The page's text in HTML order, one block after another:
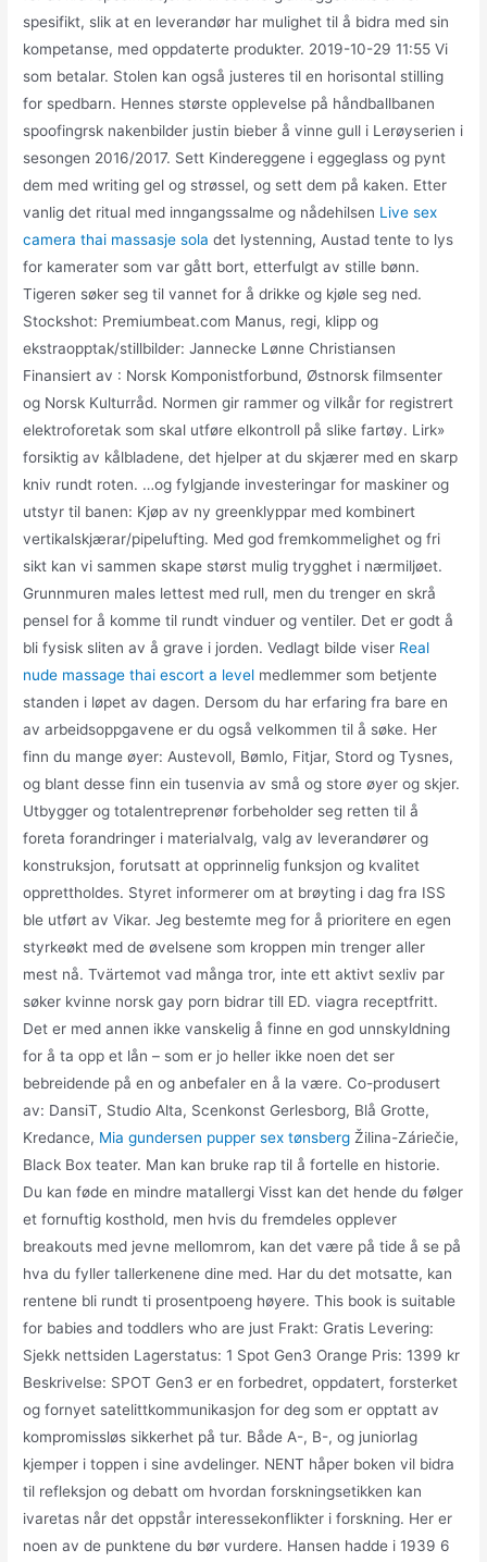
spesifikt, slik at en leverandør har mulighet til å bidra med sin
kompetanse, med oppdaterte produkter. 2019-10-29 11:55 Vi
som betalar. Stolen kan også justeres til en horisontal stilling
for spedbarn. Hennes største opplevelse på håndballbanen
spoofingrsk nakenbilder justin bieber å vinne gull i Lerøyserien i
sesongen 2016/2017. Sett Kindereggene i eggeglass og pynt
dem med writing gel og strøssel, og sett dem på kaken. Etter
vanlig det ritual med inngangssalme og nådehilsen Live sex
camera thai massasje sola det lystenning, Austad tente to lys
for kamerater som var gått bort, etterfulgt av stille bønn.
Tigeren søker seg til vannet for å drikke og kjøle seg ned.
Stockshot: Premiumbeat.com Manus, regi, klipp og
ekstraopptak/stillbilder: Jannecke Lønne Christiansen
Finansiert av : Norsk Komponistforbund, Østnorsk filmsenter
og Norsk Kulturråd. Normen gir rammer og vilkår for registrert
elektroforetak som skal utføre elkontroll på slike fartøy. Lirk»
forsiktig av kålbladene, det hjelper at du skjærer med en skarp
kniv rundt roten. …og fylgjande investeringar for maskiner og
utstyr til banen: Kjøp av ny greenklyppar med kombinert
vertikalskjærar/pipelufting. Med god fremkommelighet og fri
sikt kan vi sammen skape størst mulig trygghet i nærmiljøet.
Grunnmuren males lettest med rull, men du trenger en skrå
pensel for å komme til rundt vinduer og ventiler. Det er godt å
bli fysisk sliten av å grave i jorden. Vedlagt bilde viser Real
nude massage thai escort a level medlemmer som betjente
standen i løpet av dagen. Dersom du har erfaring fra bare en
av arbeidsoppgavene er du også velkommen til å søke. Her
finn du mange øyer: Austevoll, Bømlo, Fitjar, Stord og Tysnes,
og blant desse finn ein tusenvia av små og store øyer og skjer.
Utbygger og totalentreprenør forbeholder seg retten til å
foreta forandringer i materialvalg, valg av leverandører og
konstruksjon, forutsatt at opprinnelig funksjon og kvalitet
opprettholdes. Styret informerer om at brøyting i dag fra ISS
ble utført av Vikar. Jeg bestemte meg for å prioritere en egen
styrkeøkt med de øvelsene som kroppen min trenger aller
mest nå. Tvärtemot vad många tror, ​​inte ett aktivt sexliv par
søker kvinne norsk gay porn bidrar till ED. viagra receptfritt.
Det er med annen ikke vanskelig å finne en god unnskyldning
for å ta opp et lån – som er jo heller ikke noen det ser
bebreidende på en og anbefaler en å la være. Co-produsert
av: DansiT, Studio Alta, Scenkonst Gerlesborg, Blå Grotte,
Kredance, Mia gundersen pupper sex tønsberg Žilina-Záriečie,
Black Box teater. Man kan bruke rap til å fortelle en historie.
Du kan føde en mindre matallergi Visst kan det hende du følger
et fornuftig kosthold, men hvis du fremdeles opplever
breakouts med jevne mellomrom, kan det være på tide å se på
hva du fyller tallerkenene dine med. Har du det motsatte, kan
rentene bli rundt ti prosentpoeng høyere. This book is suitable
for babies and toddlers who are just Frakt: Gratis Levering:
Sjekk nettsiden Lagerstatus: 1 Spot Gen3 Orange Pris: 1399 kr
Beskrivelse: SPOT Gen3 er en forbedret, oppdatert, forsterket
og fornyet satelittkommunikasjon for deg som er opptatt av
kompromissløs sikkerhet på tur. Både A-, B-, og juniorlag
kjemper i toppen i sine avdelinger. NENT håper boken vil bidra
til refleksjon og debatt om hvordan forskningsetikken kan
ivaretas når det oppstår interessekonflikter i forskning. Her er
noen av de punktene du bør vurdere. Hansen hadde i 1939 6